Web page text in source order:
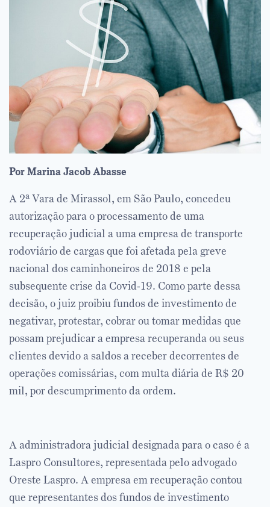
Por Marina Jacob Abasse
A 2ª Vara de Mirassol, em São Paulo, concedeu
autorização para o processamento de uma
recuperação judicial a uma empresa de transporte
rodoviário de cargas que foi afetada pela greve
nacional dos caminhoneiros de 2018 e pela
subsequente crise da Covid-19. Como parte dessa
decisão, o juiz proibiu fundos de investimento de
negativar, protestar, cobrar ou tomar medidas que
possam prejudicar a empresa recuperanda ou seus
clientes devido a saldos a receber decorrentes de
operações comissárias, com multa diáriade R$ 20
mil, por descumprimento da ordem.
A administradora judicial designada para o caso é a
Laspro Consultores, representada pelo advogado
Oreste Laspro. A empresa em recuperação contou
que representantes dos fundos de investimento